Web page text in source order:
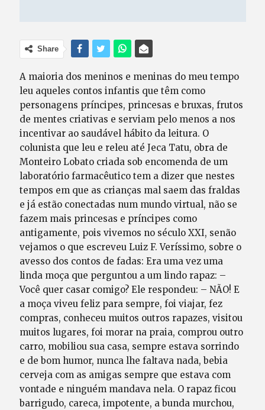
Share
A maioria dos meninos e meninas do meu tempo
leu aqueles contos infantis que têm como
personagens príncipes, princesas e bruxas, frutos
de mentes criativas e serviam pelo menos a nos
incentivar ao saudável hábito da leitura. O
colunista que leu e releu até Jeca Tatu, obra de
Monteiro Lobato criada sob encomenda de um
laboratório farmacêutico tem a dizer que nestes
tempos em que as crianças mal saem das fraldas
e já estão conectadas num mundo virtual, não se
fazem mais princesas e príncipes como
antigamente, pois vivemos no século XXI, senão
vejamos o que escreveu Luiz F. Veríssimo, sobre o
avesso dos contos de fadas: Era uma vez uma
linda moça que perguntou a um lindo rapaz: –
Você quer casar comigo? Ele respondeu: – NÃO! E
a moça viveu feliz para sempre, foi viajar, fez
compras, conheceu muitos outros rapazes, visitou
muitos lugares, foi morar na praia, comprou outro
carro, mobiliou sua casa, sempre estava sorrindo
e de bom humor, nunca lhe faltava nada, bebia
cerveja com as amigas sempre que estava com
vontade e ninguém mandava nela. O rapaz ficou
barrigudo, careca, impotente, a bunda murchou,